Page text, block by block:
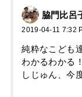
脇門比呂
2019-04-11 7:32
純粋なこども
わかるわかる！
しじゅん、今